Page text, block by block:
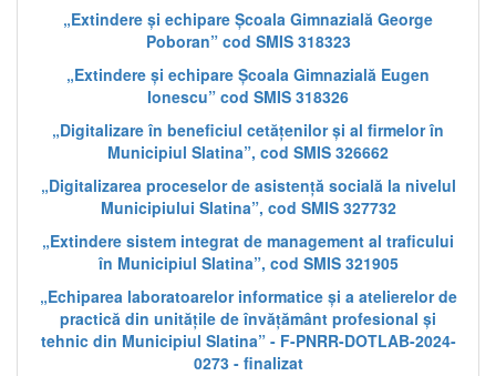
„Extindere și echipare Școala Gimnazială George
Poboran” cod SMIS 318323
„Extindere și echipare Școala Gimnazială Eugen
Ionescu” cod SMIS 318326
„Digitalizare în beneficiul cetățenilor și al firmelor în
Municipiul Slatina”, cod SMIS 326662
„Digitalizarea proceselor de asistență socială la nivelul
Municipiului Slatina”, cod SMIS 327732
„Extindere sistem integrat de management al traficului
în Municipiul Slatina”, cod SMIS 321905
„Echiparea laboratoarelor informatice și a atelierelor de
practică din unitățile de învățământ profesional și
tehnic din Municipiul Slatina” - F-PNRR-DOTLAB-2024-
0273 - finalizat